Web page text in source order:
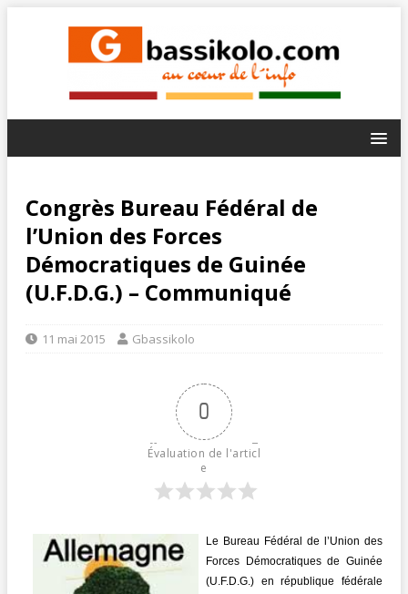
Congrès Bureau Fédéral de
l’Union des Forces
Démocratiques de Guinée
(U.F.D.G.) – Communiqué
11 mai 2015 Gbassikolo
0
Évaluation de l'articl
e
Le Bureau Fédéral de l’Union des
Forces Démocratiques de Guinée
(U.F.D.G.) en république fédérale